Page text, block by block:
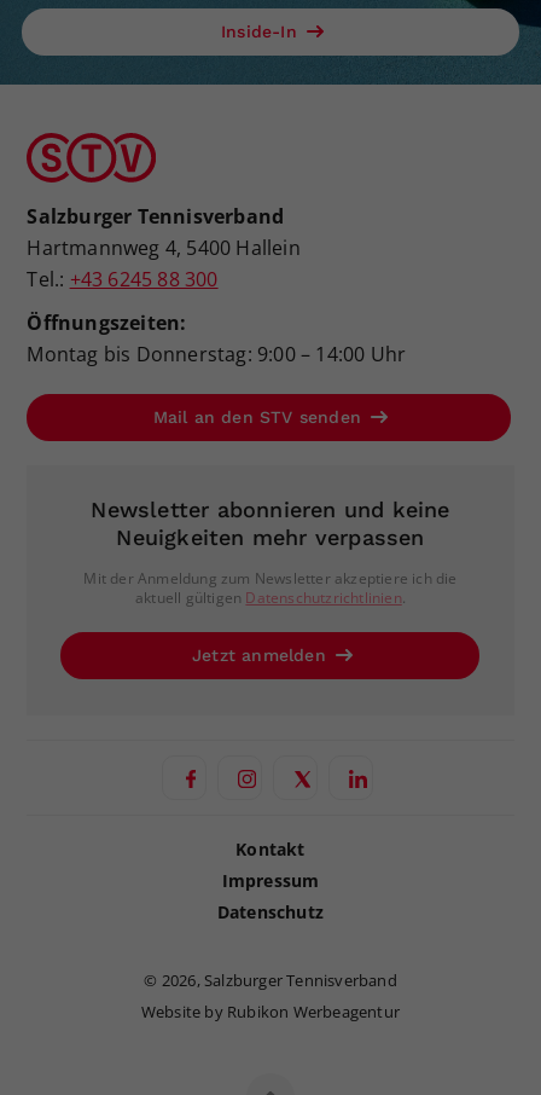
Inside-In
Salzburger Tennisverband
Hartmannweg 4, 5400 Hallein
Tel.: +43 6245 88 300
Öffnungszeiten:
Montag bis Donnerstag: 9:00 – 14:00 Uhr
Mail an den STV senden
Newsletter abonnieren und keine
Neuigkeiten mehr verpassen
Mit der Anmeldung zum Newsletter akzeptiere ich die
aktuell gültigen Datenschutzrichtlinien.
Jetzt anmelden
Kontakt
Impressum
Datenschutz
© 2026, Salzburger Tennisverband
Website by Rubikon Werbeagentur